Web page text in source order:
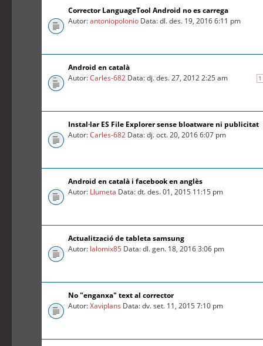
Corrector LanguageTool Android no es carrega
Autor:antoniopolonio Data: dl. des. 19, 2016 6:11 pm
Android en català
1
Autor:Carles-682 Data: dj. des. 27, 2012 2:25 am
Instal·lar ES File Explorer sense bloatware ni publicitat
Autor:Carles-682 Data: dj. oct. 20, 2016 6:07 pm
Android en català i facebook en anglès
Autor: Llumeta Data: dt. des. 01, 2015 11:15 pm
Actualització de tableta samsung
Autor: lalomix85 Data: dl. gen. 18, 2016 3:06 pm
No "enganxa" text al corrector
Autor:Xaviplans Data: dv. set. 11, 2015 7:10 pm